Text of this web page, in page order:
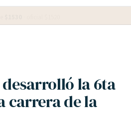
desarrolló la 6ta
carrera de la